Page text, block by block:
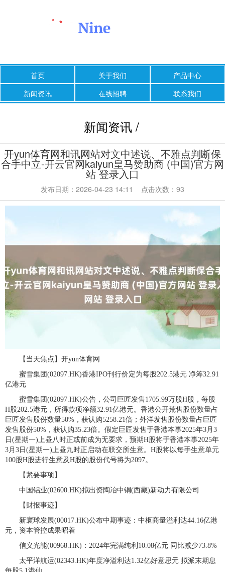
首页 关于我们
产品中心
新闻资讯
在线招聘 联系我们
新闻资讯 /
开yun体育网和讯网站对文中述说、不雅点判断保
合手中立-开云官网kaiyun皇马赞助商 (中国)官方网
站 登录入口
发布日期：2026-04-23 14:11 点击次数：93
【当天焦点】开yun体育网
蜜雪集团(02097.HK)香港IPO刊行价定为每股202.5港元 净筹32.91
亿港元
蜜雪集团(02097.HK)公告，公司巨匠发售1705.99万股H股，每股
H股202.5港元，所得款项净额32.91亿港元。香港公开荒售股份数量占
巨匠发售股份数量50%，获认购5258.21倍；外洋发售股份数量占巨匠
发售股份50%，获认购35.23倍。假定巨匠发售于香港本事2025年3月3
日(星期一)上昼八时正或前成为无要求，预期H股将于香港本事2025年
3月3日(星期一)上昼九时正启动在联交所生意。H股将以每手生意单元
100股H股进行生意及H股的股份代号将为2097。
【紧要事项】
中国铝业(02600.HK)拟出资陶冶中铜(西藏)新动力有限公司
【财报事迹】
新寰球发展(00017.HK)公布中期事迹：中枢商量溢利达44.16亿港
元，资本管控成果昭着
信义光能(00968.HK)：2024年完满纯利10.08亿元 同比减少73.8%
太平洋航运(02343.HK)年度净溢利达1.32亿好意思元 拟派末期息